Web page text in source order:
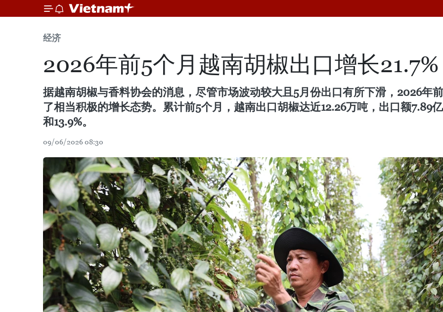
经济
2026年前5个月越南胡椒出口增长21.7%
据越南胡椒与香料协会的消息，尽管市场波动较大且5月份出口有所下滑，2026年
了相当积极的增长态势。累计前5个月，越南出口胡椒达近12.26万吨，出口额7.89
和13.9%。
09/06/2026 08:30